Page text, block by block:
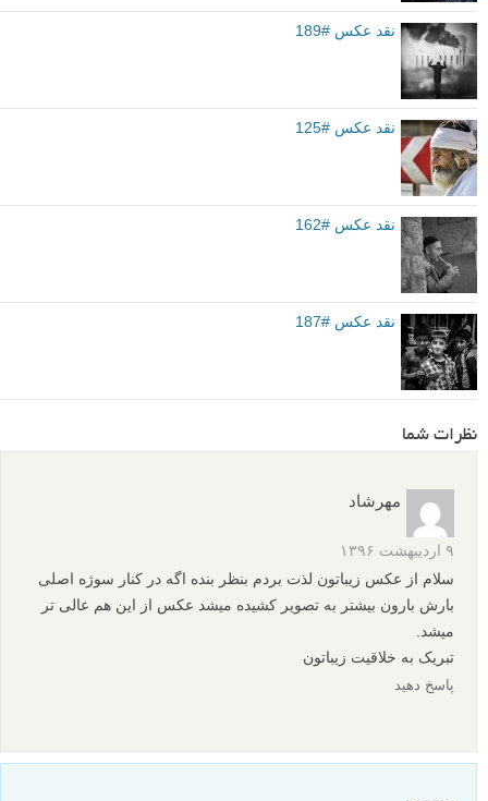
نقد عکس #189
نقد عکس #125
نقد عکس #162
نقد عکس #187
نظرات شما
مهرشاد
۹ اردیبهشت ۱۳۹۶
سلام از عکس زیباتون لذت بردم بنظر بنده اگه در کنار سوژه اصلی
بارش بارون بیشتر به تصویر کشیده میشد عکس از این هم عالی تر
میشد.
تبریک به خلاقیت زیباتون
پاسخ دهید